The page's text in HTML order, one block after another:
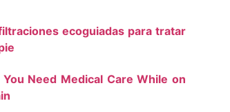
ecoguiadas para tratar
Need Medical Care While on